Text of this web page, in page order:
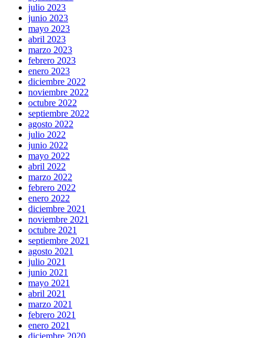
julio 2023
junio 2023
mayo 2023
abril 2023
marzo 2023
febrero 2023
enero 2023
diciembre 2022
noviembre 2022
octubre 2022
septiembre 2022
agosto 2022
julio 2022
junio 2022
mayo 2022
abril 2022
marzo 2022
febrero 2022
enero 2022
diciembre 2021
noviembre 2021
octubre 2021
septiembre 2021
agosto 2021
julio 2021
junio 2021
mayo 2021
abril 2021
marzo 2021
febrero 2021
enero 2021
diciembre 2020